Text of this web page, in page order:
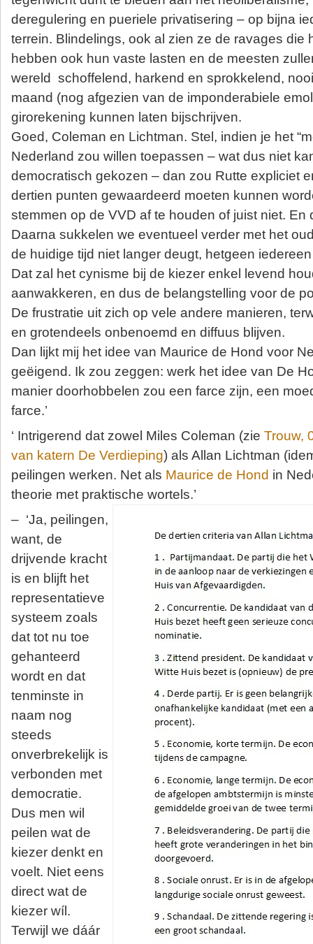
deregulering en pueriele privatisering – op bijna
terrein. Blindelings, ook al zien ze de ravages die
hebben ook hun vaste lasten en de meesten
wereld schoffelend, harkend en sprokkelend,
maand (nog afgezien van de imponderabiele
girorekening kunnen laten bijschrijven.
Goed, Coleman en Lichtman. Stel, indien je het
Nederland zou willen toepassen – wat dus niet
democratisch gekozen – dan zou Rutte expliciet
dertien punten gewaardeerd moeten kunnen
stemmen op de VVD af te houden of juist niet. En
Daarna sukkelen we eventueel verder met het
de huidige tijd niet langer deugt, hetgeen
Dat zal het cynisme bij de kiezer enkel levend
aanwakkeren, en dus de belangstelling voor de
De frustratie uit zich op vele andere manieren,
en grotendeels onbenoemd en diffuus blijven.
Dan lijkt mij het idee van Maurice de Hond voor
geëigend. Ik zou zeggen: werk het idee van De
manier doorhobbelen zou een farce zijn, een
farce.’
‘ Intrigerend dat zowel Miles Coleman (zie Trouw,
van katern De Verdieping) als Allan Lichtman
peilingen werken. Net als Maurice de Hond in
theorie met praktische wortels.’
– ‘Ja, peilingen,
want, de
drijvende kracht
is en blijft het
representatieve
systeem zoals
dat tot nu toe
gehanteerd
wordt en dat
tenminste in
naam nog
steeds
onverbrekelijk is
verbonden met
democratie.
Dus men wil
peilen wat de
kiezer denkt en
voelt. Niet eens
direct wat de
kiezer wíl.
Terwijl we dáár